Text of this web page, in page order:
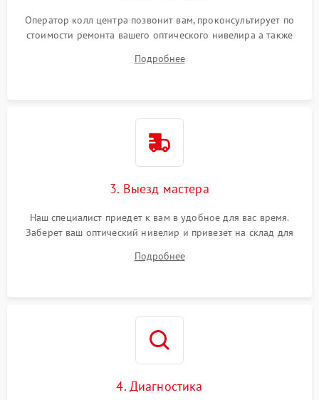
Оператор колл центра позвонит вам, проконсультирует по
стоимости ремонта вашего оптического нивелира а также
Подробнее
3. Выезд мастера
Наш специалист приедет к вам в удобное для вас время.
Заберет ваш оптический нивелир и привезет на склад для
Подробнее
4. Диагностика